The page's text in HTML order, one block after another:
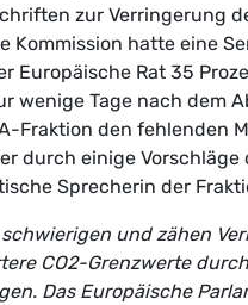
zur Verringerung
Kommission hatte eine
Europäische Rat 35
wenige Tage nach dem
Fraktion den fehlenden
durch einige
Sprecherin der
schwierigen und zähen
CO2-Grenzwerte
Das Europäische